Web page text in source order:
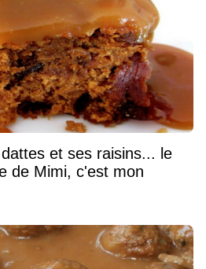
et ses raisins... le
de Mimi, c'est mon